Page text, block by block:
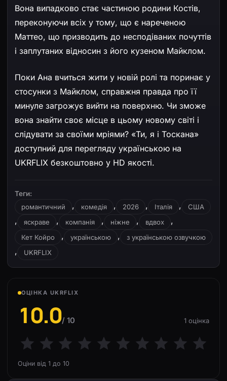
Вона випадково стає частиною родини Костів,
переконуючи всіх у тому, що є нареченою
Маттео, що призводить до несподіваних почуттів
і заплутаних відносин з його кузеном Майклом.
Поки Ана вчиться жити у новій ролі та поринає у
стосунки з Майклом, справжня правда про її
минуле загрожує вийти на поверхню. Чи зможе
вона знайти своє місце в цьому новому світі і
слідувати за своїми мріями? «Ти, я і Тоскана»
доступний для перегляду українською на
UKRFLIX безкоштовно у HD якості.
Теги:
романтичний
, комедія , 2026 , Італія , США
, яскраве , компанія , ніжне , вдвох ,
Кет Койро , українською , з українською озвучкою
, UKRFLIX
ОЦІНКА UKRFLIX
10.0/ 10 1 оцінка
Оціни від 1 до 10